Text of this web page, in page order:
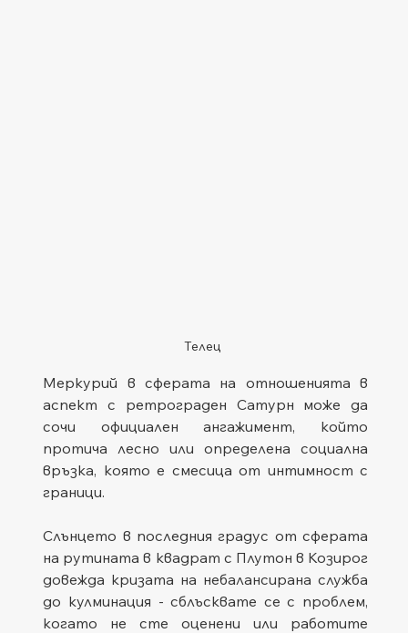
Телец
Меркурий в сферата на отношенията в
аспект с ретрограден Сатурн може да
сочи официален ангажимент, който
протича лесно или определена социална
връзка, която е смесица от интимност с
граници.
Слънцето в последния градус от сферата
на рутината в квадрат с Плутон в Козирог
довежда кризата на небалансирана служба
до кулминация - сблъсквате се с проблем,
когато не сте оценени или работите